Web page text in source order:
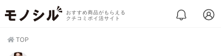
おすすめ商品がもらえる
クチコミポイ活サイト
TOP